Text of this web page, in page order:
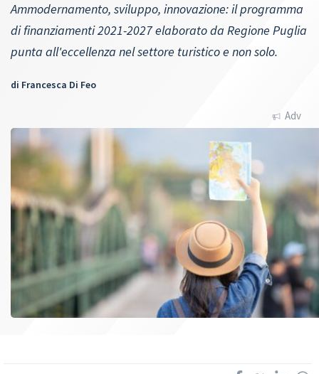
Ammodernamento, sviluppo, innovazione: il programma
di finanziamenti 2021-2027 elaborato da Regione Puglia
punta all'eccellenza nel settore turistico e non solo.
di Francesca Di Feo
Adv